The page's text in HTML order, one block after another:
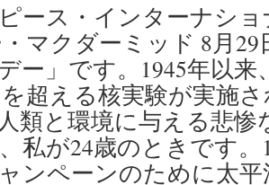
ース・インターナシ
マクダーミッド 8月
ー」です。1945年以来
を超える核実験が実施
類と環境に与える悲惨
私が24歳のときです。
ンペーンのために太